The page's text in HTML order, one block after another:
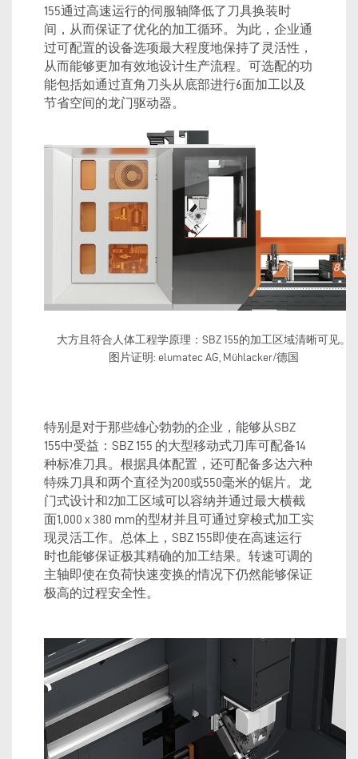
155通过高速运行的伺服轴降低了刀具换装时
间，从而保证了优化的加工循环。为此，企业通
过可配置的设备选项最大程度地保持了灵活性，
从而能够更加有效地设计生产流程。可选配的功
能包括如通过直角刀头从底部进行6面加工以及
节省空间的龙门驱动器。
大方且符合人体工程学原理：SBZ 155的加工区域清晰可见。
图片证明: elumatec AG, Mühlacker/德国
特别是对于那些雄心勃勃的企业，能够从SBZ
155中受益：SBZ 155 的大型移动式刀库可配备14
种标准刀具。根据具体配置，还可配备多达六种
特殊刀具和两个直径为200或550毫米的锯片。龙
门式设计和2加工区域可以容纳并通过最大横截
面1,000 x 380 mm的型材并且可通过穿梭式加工实
现灵活工作。总体上，SBZ 155即使在高速运行
时也能够保证极其精确的加工结果。转速可调的
主轴即使在负荷快速变换的情况下仍然能够保证
极高的过程安全性。